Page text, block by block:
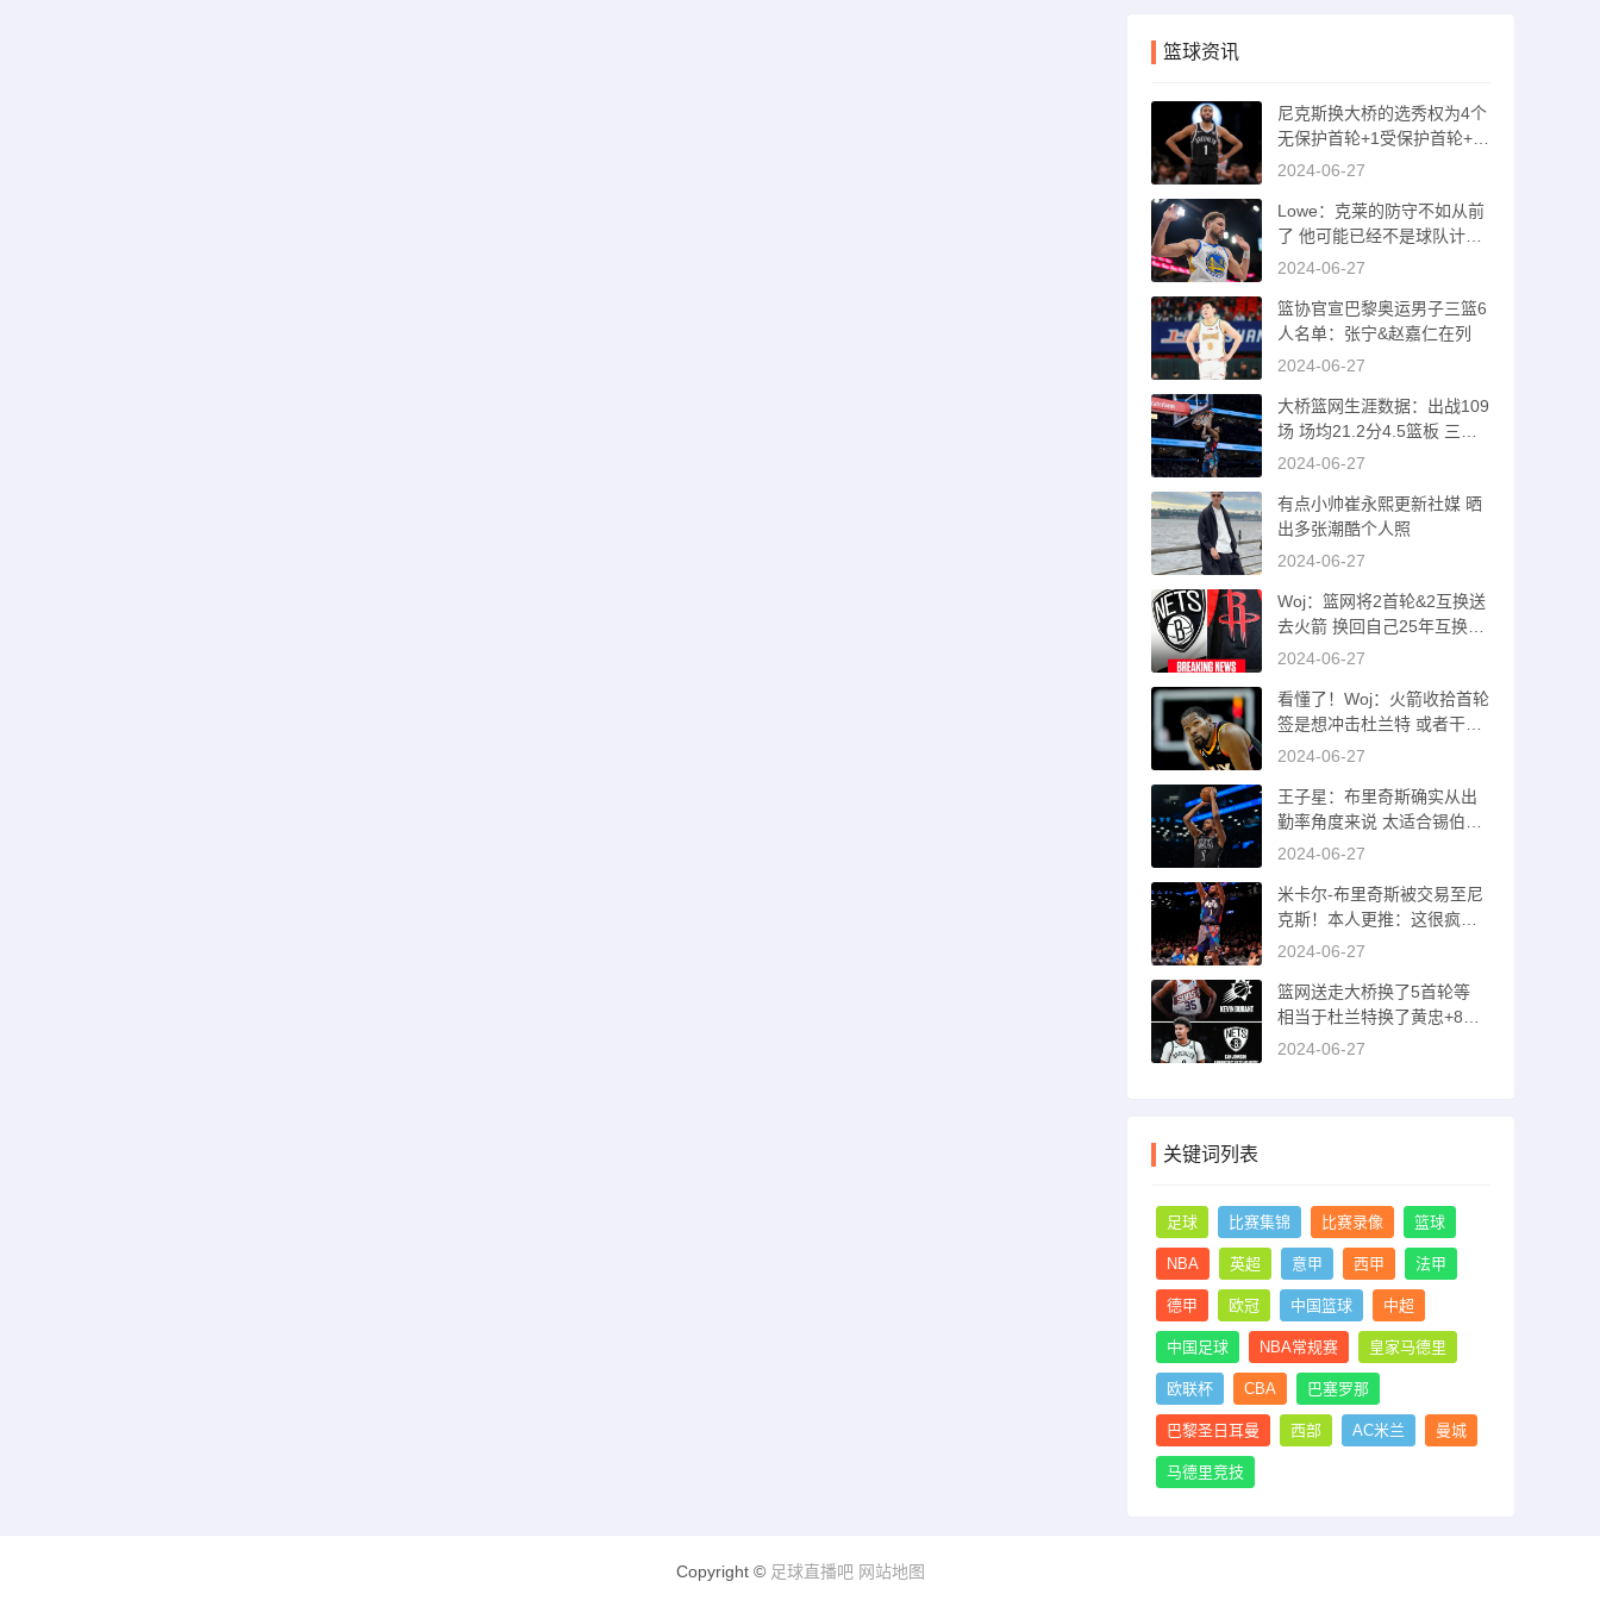
篮球资讯
尼克斯换大桥的选秀权为4个
无保护首轮+1受保护首轮+1
互换+1次轮
2024-06-27
Lowe：克莱的防守不如从前
了 他可能已经不是球队计划
的一部分了
2024-06-27
篮协官宣巴黎奥运男子三篮6
人名单：张宁&赵嘉仁在列
2024-06-27
大桥篮网生涯数据：出战109
场 场均21.2分4.5篮板 三分
命中率37%
2024-06-27
有点小帅崔永熙更新社媒 晒
出多张潮酷个人照
2024-06-27
Woj：篮网将2首轮&2互换送
去火箭 换回自己25年互换和
26首轮
2024-06-27
看懂了！Woj：火箭收拾首轮
签是想冲击杜兰特 或者干一
票大的！
2024-06-27
王子星：布里奇斯确实从出
勤率角度来说 太适合锡伯杜
了吧
2024-06-27
米卡尔-布里奇斯被交易至尼
克斯！本人更推：这很疯狂
哈哈哈
2024-06-27
篮网送走大桥换了5首轮等
相当于杜兰特换了黄忠+8首
轮等资产
2024-06-27
关键词列表
足球 比赛集锦 比赛录像 篮球
NBA 英超 意甲 西甲 法甲
德甲 欧冠 中国篮球 中超
中国足球 NBA常规赛 皇家马德里
欧联杯 CBA 巴塞罗那
巴黎圣日耳曼 西部 AC米兰 曼城
马德里竞技
Copyright © 足球直播吧 网站地图